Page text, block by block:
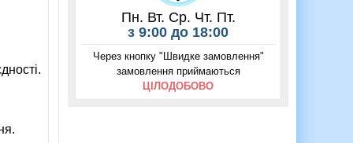
Пн. Вт. Ср. Чт. Пт.
з 9:00 до 18:00
Через кнопку "Швидке замовлення"
замовлення приймаються
ЦІЛОДОБОВО